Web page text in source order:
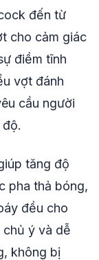
đến từ
cho cảm giác
điềm tĩnh
vợt đánh
cầu người
tăng độ
pha thả bóng,
đều cho
ý và dễ
không bị